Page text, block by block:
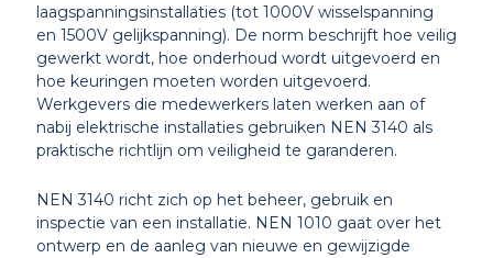
laagspanningsinstallaties (tot 1000V wisselspanning
en 1500V gelijkspanning). De norm beschrijft hoe veilig
gewerkt wordt, hoe onderhoud wordt uitgevoerd en
hoe keuringen moeten worden uitgevoerd.
Werkgevers die medewerkers laten werken aan of
nabij elektrische installaties gebruiken NEN 3140 als
praktische richtlijn om veiligheid te garanderen.
NEN 3140 richt zich op het beheer, gebruik en
inspectie van een installatie. NEN 1010 gaat over het
ontwerp en de aanleg van nieuwe en gewijzigde